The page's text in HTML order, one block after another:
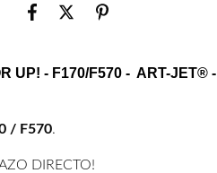
UP! - F170/F570 - ART-JET® -
/ F570.
DIRECTO!